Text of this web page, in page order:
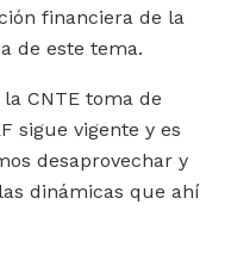
financiera de la
de este tema.
CNTE toma de
sigue vigente y es
desaprovechar y
dinámicas que ahí